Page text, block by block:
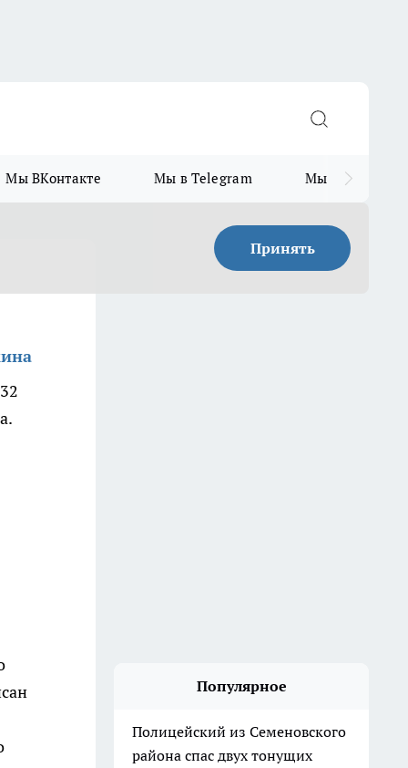
Мы ВКонтакте Мы в Telegram Мы в MAX
Принять
Популярное
Полицейский из Семеновского
района спас двух тонущих